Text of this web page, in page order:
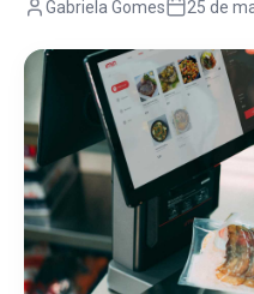
Gabriela Gomes 25 de